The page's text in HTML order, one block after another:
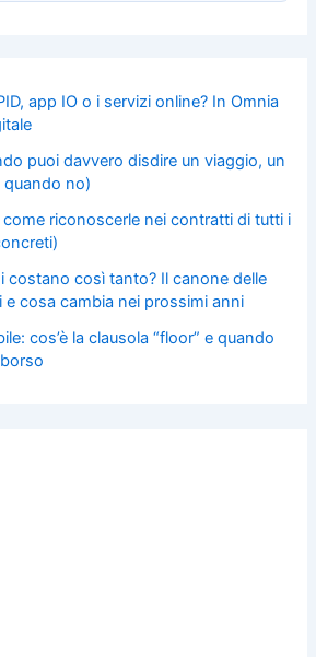
app IO o i servizi online? In Omnia
puoi davvero disdire un viaggio, un
quando no)
riconoscerle nei contratti di tutti i
costano così tanto? Il canone delle
cosa cambia nei prossimi anni
cos’è la clausola “floor” e quando